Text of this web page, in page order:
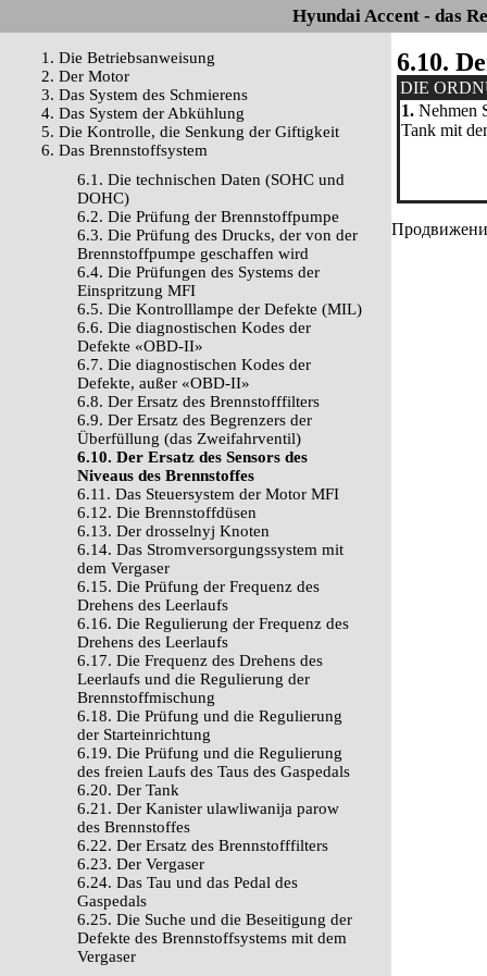
Hyundai Accent - das
1. Die Betriebsanweisung
2. Der Motor
3. Das System des Schmierens
4. Das System der Abkühlung
5. Die Kontrolle, die Senkung der Giftigkeit
6. Das Brennstoffsystem
6.1. Die technischen Daten (SOHC und
DOHC)
6.2. Die Prüfung der Brennstoffpumpe
6.3. Die Prüfung des Drucks, der von der
Brennstoffpumpe geschaffen wird
6.4. Die Prüfungen des Systems der
Einspritzung MFI
6.5. Die Kontrolllampe der Defekte (MIL)
6.6. Die diagnostischen Kodes der
Defekte «OBD-II»
6.7. Die diagnostischen Kodes der
Defekte, außer «OBD-II»
6.8. Der Ersatz des Brennstofffilters
6.9. Der Ersatz des Begrenzers der
Überfüllung (das Zweifahrventil)
6.10. Der Ersatz des Sensors des
Niveaus des Brennstoffes
6.11. Das Steuersystem der Motor MFI
6.12. Die Brennstoffdüsen
6.13. Der drosselnyj Knoten
6.14. Das Stromversorgungssystem mit
dem Vergaser
6.15. Die Prüfung der Frequenz des
Drehens des Leerlaufs
6.16. Die Regulierung der Frequenz des
Drehens des Leerlaufs
6.17. Die Frequenz des Drehens des
Leerlaufs und die Regulierung der
Brennstoffmischung
6.18. Die Prüfung und die Regulierung
der Starteinrichtung
6.19. Die Prüfung und die Regulierung
des freien Laufs des Taus des Gaspedals
6.20. Der Tank
6.21. Der Kanister ulawliwanija parow
des Brennstoffes
6.22. Der Ersatz des Brennstofffilters
6.23. Der Vergaser
6.24. Das Tau und das Pedal des
Gaspedals
6.25. Die Suche und die Beseitigung der
Defekte des Brennstoffsystems mit dem
Vergaser
6.10.
DIE
1. Nehmen
Tank mit